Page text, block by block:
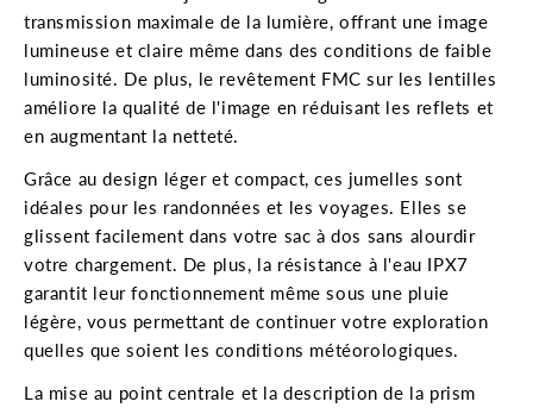
transmission maximale de la lumière, offrant une image
lumineuse et claire même dans des conditions de faible
luminosité. De plus, le revêtement FMC sur les lentilles
améliore la qualité de l'image en réduisant les reflets et
en augmentant la netteté.
Grâce au design léger et compact, ces jumelles sont
idéales pour les randonnées et les voyages. Elles se
glissent facilement dans votre sac à dos sans alourdir
votre chargement. De plus, la résistance à l'eau IPX7
garantit leur fonctionnement même sous une pluie
légère, vous permettant de continuer votre exploration
quelles que soient les conditions météorologiques.
La mise au point centrale et la description de la prism